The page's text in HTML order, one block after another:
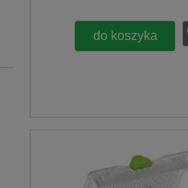
do koszyka